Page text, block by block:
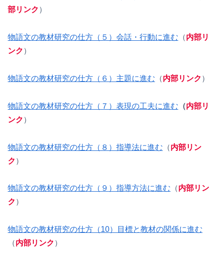
部リンク ）
物語文の教材研究の仕方（５）会話・行動に進む （内部リ
ンク ）
物語文の教材研究の仕方（６）主題に進む （内部リンク ）
物語文の教材研究の仕方（７）表現の工夫に進む （内部リ
ンク ）
物語文の教材研究の仕方（８）指導法に進む （内部リン
ク ）
物語文の教材研究の仕方（９）指導方法に進む （内部リン
ク ）
物語文の教材研究の仕方（10）目標と教材の関係に進む
（内部リンク ）